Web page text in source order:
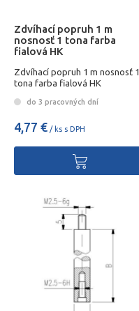
Zdvíhací popruh 1 m
nosnosť 1 tona farba
fialová HK
Zdvíhací popruh 1 m nosnosť 1
tona farba fialová HK
do 3 pracovných dní
4,77 € / ks s DPH